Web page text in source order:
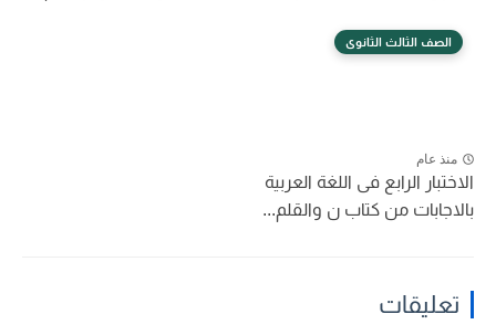
الصف الثالث الثانوى
منذ عام
الاختبار الرابع فى اللغة العربية
بالاجابات من كتاب ن والقلم...
تعليقات